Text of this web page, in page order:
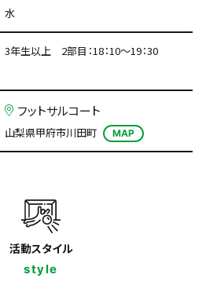
水
3年生以上 2部目：18：10～19：30
フットサルコート
山梨県甲府市川田町 MAP
活動スタイル
style